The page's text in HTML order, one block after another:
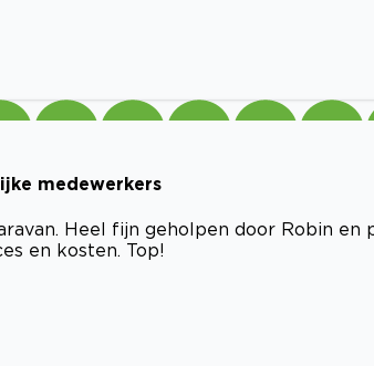
medewerkers
Heel fijn geholpen door Robin en
en kosten. Top!